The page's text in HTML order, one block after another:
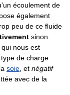
écoulement de
pose également
peu de ce fluide
sinon.
nous est
de charge
soie , et négatif
avec de la